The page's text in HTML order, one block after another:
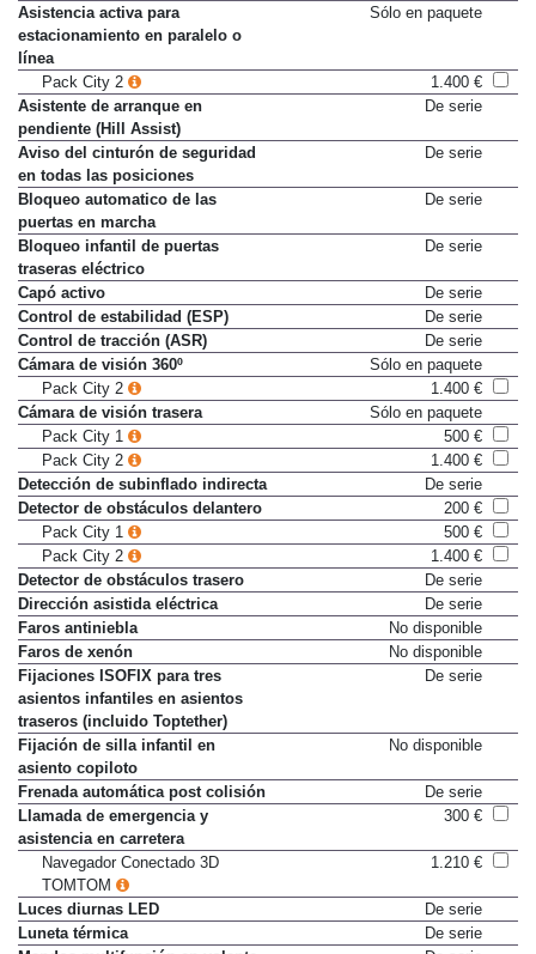
Asistencia activa para
estacionamiento en paralelo o
línea
Sólo en paquete
Pack City 2
1.400 €
Asistente de arranque en
pendiente (Hill Assist)
De serie
Aviso del cinturón de seguridad
en todas las posiciones
De serie
Bloqueo automatico de las
puertas en marcha
De serie
Bloqueo infantil de puertas
traseras eléctrico
De serie
Capó activo
De serie
Control de estabilidad (ESP)
De serie
Control de tracción (ASR)
De serie
Cámara de visión 360º
Sólo en paquete
Pack City 2
1.400 €
Cámara de visión trasera
Sólo en paquete
Pack City 1
500 €
Pack City 2
1.400 €
Detección de subinflado indirecta
De serie
Detector de obstáculos delantero
200 €
Pack City 1
500 €
Pack City 2
1.400 €
Detector de obstáculos trasero
De serie
Dirección asistida eléctrica
De serie
Faros antiniebla
No disponible
Faros de xenón
No disponible
Fijaciones ISOFIX para tres
asientos infantiles en asientos
traseros (incluido Toptether)
De serie
Fijación de silla infantil en
asiento copiloto
No disponible
Frenada automática post colisión
De serie
Llamada de emergencia y
asistencia en carretera
300 €
Navegador Conectado 3D
TOMTOM
1.210 €
Luces diurnas LED
De serie
Luneta térmica
De serie